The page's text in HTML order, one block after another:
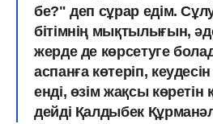
бе?" деп сұрар едім.
бітімнің мықтылығын,
жерде де көрсетуге
аспанға көтеріп,
енді, өзім жақсы
дейді Қалдыбек